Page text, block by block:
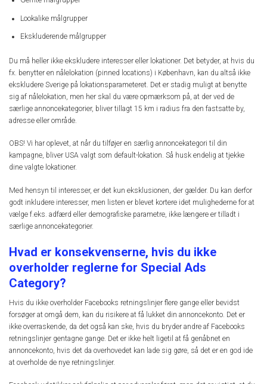
Lookalike målgrupper
Ekskluderende målgrupper
Du må heller ikke ekskludere interesser eller lokationer. Det betyder, at hvis du
fx. benytter en nålelokation (pinned locations) i København, kan du altså ikke
ekskludere Sverige på lokationsparameteret. Det er stadig muligt at benytte
sig af nålelokation, men her skal du være opmærksom på, at der ved de
særlige annoncekategorier, bliver tillagt 15 km i radius fra den fastsatte by,
adresse eller område.
OBS! Vi har oplevet, at når du tilføjer en særlig annoncekategori til din
kampagne, bliver USA valgt som default-lokation. Så husk endelig at tjekke
dine valgte lokationer.
Med hensyn til interesser, er det kun eksklusionen, der gælder. Du kan derfor
godt inkludere interesser, men listen er blevet kortere idet mulighederne for at
vælge f.eks. adfærd eller demografiske parametre, ikke længere er tilladt i
særlige annoncekategorier.
Hvad er konsekvenserne, hvis du ikke
overholder reglerne for Special Ads
Category?
Hvis du ikke overholder Facebooks retningslinjer flere gange eller bevidst
forsøger at omgå dem, kan du risikere at få lukket din annoncekonto. Det er
ikke overraskende, da det også kan ske, hvis du bryder andre af Facebooks
retningslinjer gentagne gange. Det er ikke helt ligetil at få genåbnet en
annoncekonto, hvis det da overhovedet kan lade sig gøre, så det er en god ide
at overholde de nye retningslinjer.